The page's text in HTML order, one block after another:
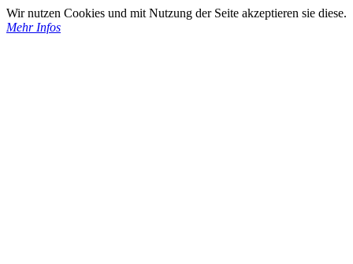
Wir nutzen Cookies und mit Nutzung der Seite akzeptieren sie diese.
Mehr Infos